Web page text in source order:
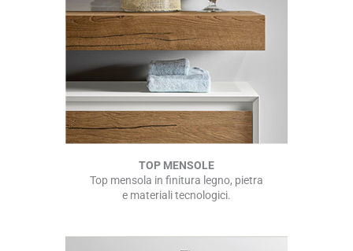
TOP MENSOLE
Top mensola in finitura legno, pietra
e materiali tecnologici.